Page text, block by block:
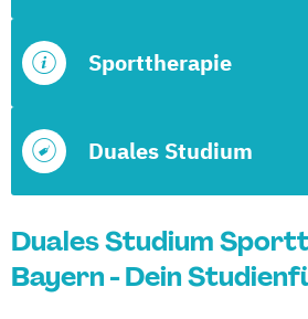
Duales Studium
Sporttherapie
Duales Studium
Bayern - Dein